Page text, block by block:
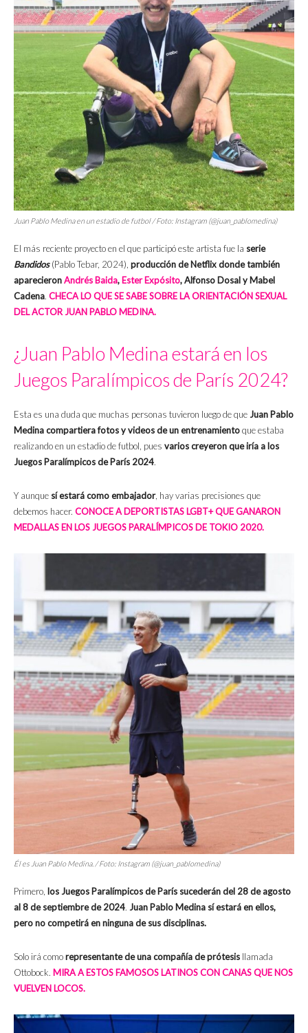
Juan Pablo Medina en un estadio de futbol / Foto: Instagram (@juan_pablomedina)
El más reciente proyecto en el que participó este artista fue la serie
Bandidos(Pablo Tebar, 2024), producción de Netflix donde también
aparecieronAndrés Baida, Ester Expósito, Alfonso Dosal y Mabel
Cadena. CHECA LO QUE SE SABE SOBRE LA ORIENTACIÓN SEXUAL
DEL ACTOR JUAN PABLO MEDINA.
¿Juan Pablo Medina estará en los
Juegos Paralímpicos de París 2024?
Esta es una duda que muchas personas tuvieron luego de queJuan Pablo
Medina compartiera fotos y videos de un entrenamientoque estaba
realizando en un estadio de futbol, pues varios creyeron que iría a los
Juegos Paralímpicos de París 2024.
Y aunque sí estará como embajador, hay varias precisiones que
debemos hacer. CONOCE A DEPORTISTAS LGBT+ QUE GANARON
MEDALLAS EN LOS JUEGOS PARALÍMPICOS DE TOKIO 2020.
Él es Juan Pablo Medina. / Foto: Instagram (@juan_pablomedina)
Primero, los Juegos Paralímpicos de París sucederán del 28 de agosto
al 8 de septiembre de 2024. Juan Pablo Medina sí estará en ellos,
pero no competirá en ninguna de sus disciplinas.
Solo irá comorepresentante de una compañíadeprótesis llamada
Ottobock. MIRA A ESTOS FAMOSOS LATINOS CON CANAS QUE NOS
VUELVEN LOCOS.